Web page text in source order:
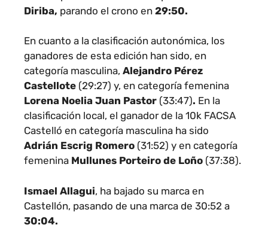
Diriba, parando el crono en 29:50.
En cuanto a la clasificación autonómica, los
ganadores de esta edición han sido, en
categoría masculina, Alejandro Pérez
Castellote (29:27) y, en categoría femenina
Lorena Noelia Juan Pastor (33:47). En la
clasificación local, el ganador de la 10k FACSA
Castelló en categoría masculina ha sido
Adrián Escrig Romero (31:52) y en categoría
femenina Mullunes Porteiro de Loño (37:38).
Ismael Allagui, ha bajado su marca en
Castellón, pasando de una marca de 30:52 a
30:04.